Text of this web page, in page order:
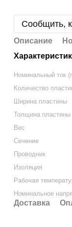
Сообщить,
Описание
Номинальный ток
Количество
Ширина пластины
Толщина пластины
Вес
Сечение
Проводник
Изоляция
Рабочая
Номинальное
Доставка